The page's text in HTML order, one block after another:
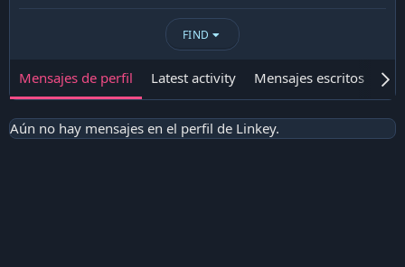
FIND
Mensajes de perfil Latest activity Mensajes escritos
Aún no hay mensajes en el perfil de Linkey.